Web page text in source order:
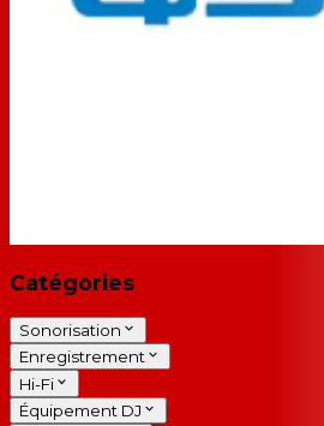
Catégories
Sonorisation
Enregistrement
Hi-Fi
Équipement DJ